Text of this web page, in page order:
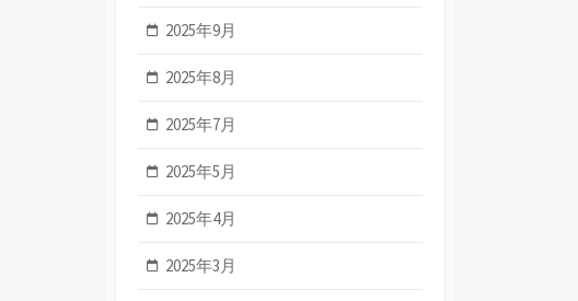
2025年9月
2025年8月
2025年7月
2025年5月
2025年4月
2025年3月